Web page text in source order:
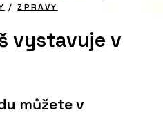
/ZPRÁVY
vystavuje v
můžete v